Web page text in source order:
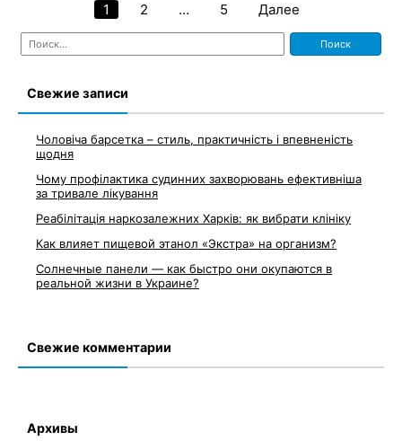
Навигация
по
1 2 … 5 Далее
Найти:
Свежие записи
Чоловіча барсетка – стиль, практичність і впевненість
щодня
Чому профілактика судинних захворювань ефективніша
за тривале лікування
Реабілітація наркозалежних Харків: як вибрати клініку
Как влияет пищевой этанол «Экстра» на организм?
Солнечные панели — как быстро они окупаются в
реальной жизни в Украине?
Свежие комментарии
Архивы